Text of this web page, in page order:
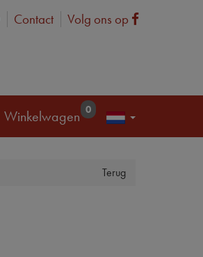
Contact Volg ons op Facebook
Winkelwagen 0
Terug